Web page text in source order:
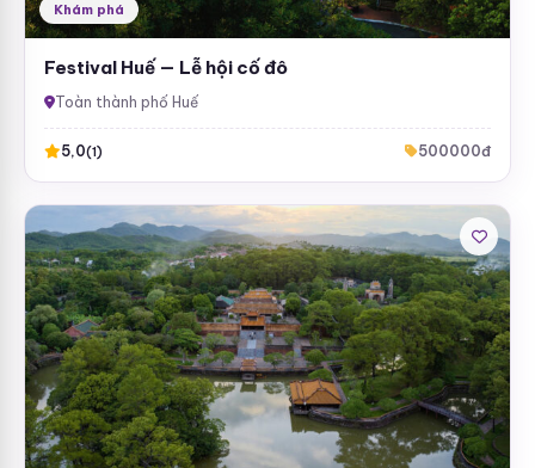
Khám phá
Festival Huế — Lễ hội cố đô
Toàn thành phố Huế
5,0(1) 500000đ